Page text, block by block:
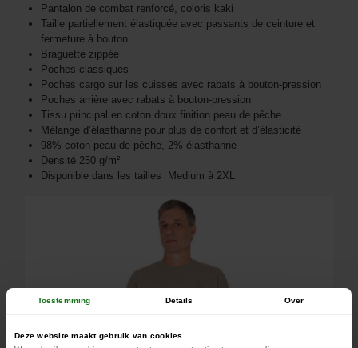
Toestemming Details Over
Deze website maakt gebruik van cookies
Pantalon de combat renforcé, coloris kaki
Taille partiellement élastiquée avec passants de ceinture et
fermeture à bouton
Braguette zippée
Poches classiques
Poches cargo sur les cuisses avec rabats à bouton-pression
Poches arrière avec rabats à bouton-pression
Tissu principal en coton doux finition peau de pêche
Mélange d’élasthanne pour plus de confort et d’élasticité
98% coton peau de pêche, 2% élasthanne
Densité 250 g/m²
Disponible dans les tailles Medium à 2XL